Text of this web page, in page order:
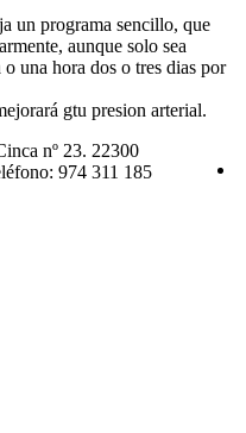
un programa sencillo, que
aunque solo sea
una hora dos o tres dias por
gtu presion arterial.
nº 23. 22300
974 311 185